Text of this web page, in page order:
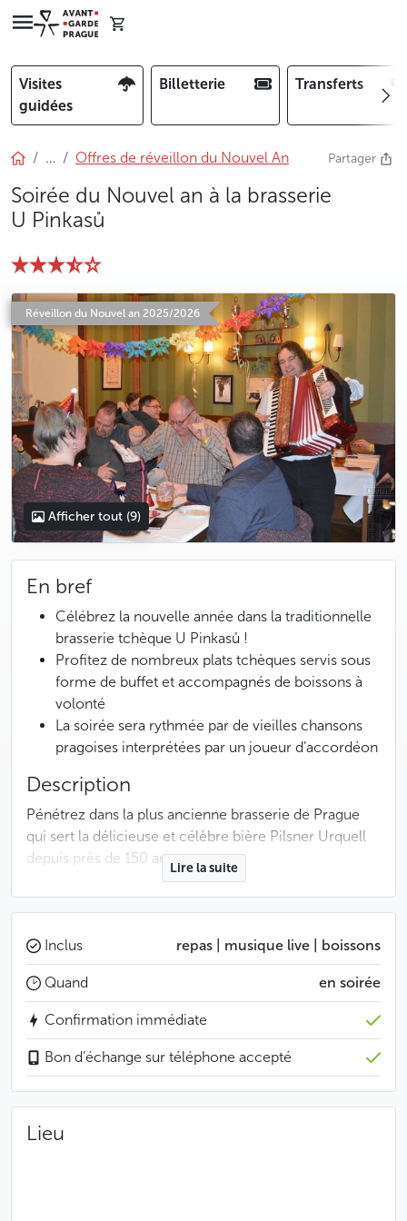
Visites
guidées
Billetterie Transferts
… Offres de réveillon du Nouvel An Partager
Soirée du Nouvel an à la brasserie
U Pinkasů
Réveillon du Nouvel an 2025/2026
photo 5
photo 6
photo 7
photo 8
photo 9
Afficher tout (9)
En bref
Célébrez la nouvelle année dans la traditionnelle
brasserie tchèque U Pinkasů !
Profitez de nombreux plats tchèques servis sous
forme de buffet et accompagnés de boissons à
volonté
La soirée sera rythmée par de vieilles chansons
pragoises interprétées par un joueur d’accordéon
Description
Pénétrez dans la plus ancienne brasserie de Prague
qui sert la délicieuse et célèbre bière Pilsner Urquell
depuis près de 150 ans.
Lors d’une soirée rythmée par de vieilles chansons
vous dégusterez de nombreux plats typiques tchèques
présentés sous forme d’un riche buffet.
Pour les amateurs de danse, une discothèque aura
lieu dans la partie souterraine de la brasserie.
MENU
BUFFET FROID
Lire la suite
Inclus repas | musique live | boissons
Quand en soirée
Confirmation immédiate
Bon d’échange sur téléphone accepté
Lieu